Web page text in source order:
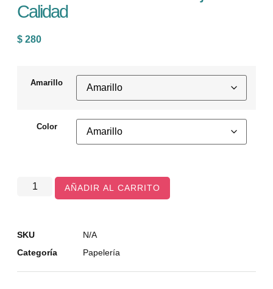
Calidad
$ 280
Amarillo
Color
AÑADIR AL CARRITO
SKU
N/A
Categoría
Papelería